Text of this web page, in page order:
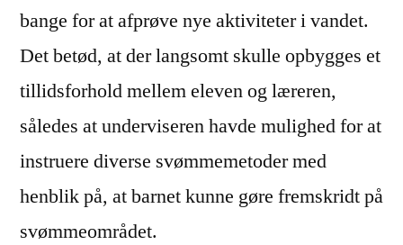
bange for at afprøve nye aktiviteter i vandet.
Det betød, at der langsomt skulle opbygges et
tillidsforhold mellem eleven og læreren,
således at underviseren havde mulighed for at
instruere diverse svømmemetoder med
henblik på, at barnet kunne gøre fremskridt på
svømmeområdet.